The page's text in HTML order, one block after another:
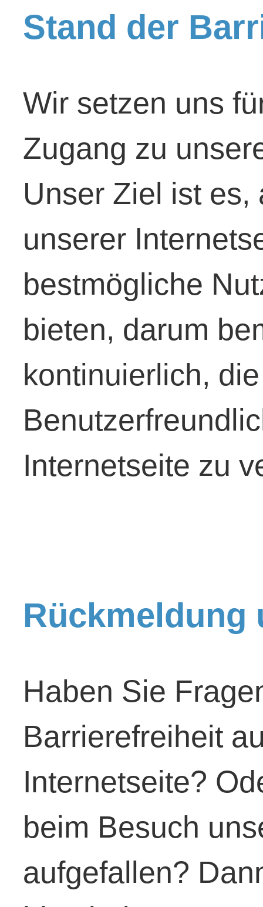
Stand der
Wir setzen uns
Zugang zu
Unser Ziel ist
unserer
bestmögliche
bieten, darum
kontinuierlich,
Internetseite zu
Rückmeldung
Haben Sie
Barrierefreiheit
Internetseite?
beim Besuch
aufgefallen?